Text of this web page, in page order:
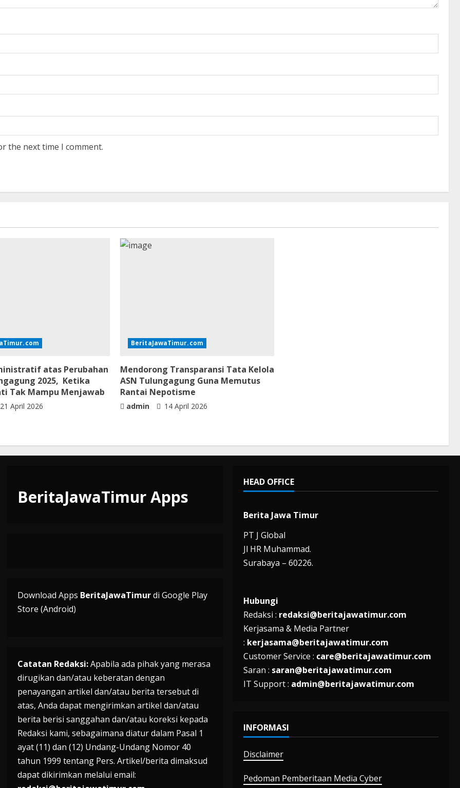
the next time I comment.
atas Perubahan
2025, Ketika
Tak Mampu Menjawab
21 April 2026
BeritaJawaTimur.com
Mendorong Transparansi Tata Kelola
ASN Tulungagung Guna Memutus
Rantai Nepotisme
admin 14 April 2026
BeritaJawaTimur Apps
Download Apps BeritaJawaTimurdi Google Play
Store (Android)
Catatan Redaksi:Apabila ada pihak yang merasa
dirugikan dan/atau keberatan dengan
penayangan artikel dan/atau berita tersebut di
atas, Anda dapat mengirimkan artikel dan/atau
berita berisi sanggahan dan/atau koreksi kepada
Redaksi kami, sebagaimana diatur dalam Pasal 1
ayat (11) dan (12) Undang-Undang Nomor 40
tahun 1999 tentang Pers. Artikel/berita dimaksud
dapat dikirimkan melalui email:
HEAD OFFICE
Berita Jawa Timur
PT J Global
Jl HR Muhammad.
Surabaya – 60226.
Hubungi
Redaksi : redaksi@beritajawatimur.com
Kerjasama & Media Partner
: kerjasama@beritajawatimur.com
Customer Service : care@beritajawatimur.com
Saran : saran@beritajawatimur.com
IT Support : admin@beritajawatimur.com
INFORMASI
Disclaimer
Pedoman Pemberitaan Media Cyber